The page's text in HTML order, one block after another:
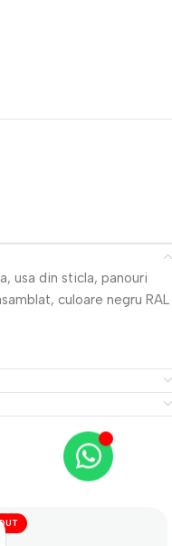
usa din sticla, panouri
culoare negru RAL